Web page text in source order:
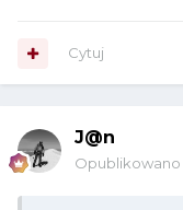
Cytuj
J@n
Opublikowano